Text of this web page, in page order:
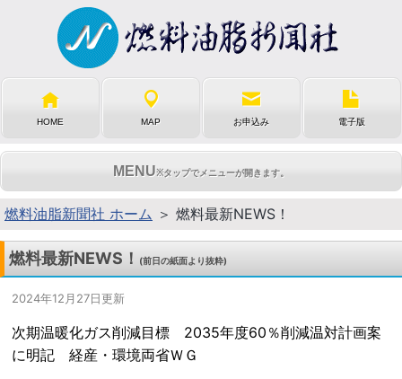
HOME MAP お申込み 電子版
MENU※タップでメニューが開きます。
燃料油脂新聞社 ホーム ＞ 燃料最新NEWS！
燃料最新NEWS！ (前日の紙面より抜粋)
2024年12月27日更新
次期温暖化ガス削減目標 2035年度60％削減温対計画案
に明記 経産・環境両省ＷＧ